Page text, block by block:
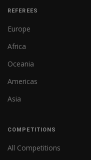
REFEREES
Europe
Africa
Oceania
Americas
Asia
COMPETITIONS
All Competitions